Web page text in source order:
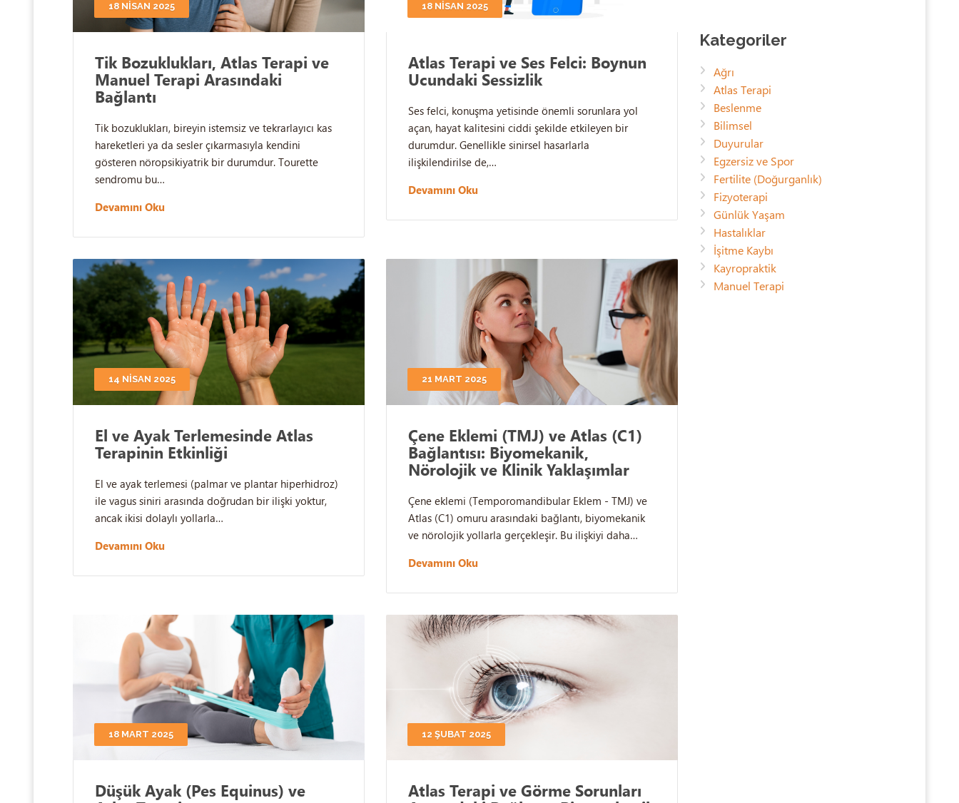
18 NISAN 2025
Tik Bozuklukları, Atlas Terapi ve
Manuel Terapi Arasındaki
Bağlantı
Tik bozuklukları, bireyin istemsiz ve tekrarlayıcı kas
hareketleri ya da sesler çıkarmasıyla kendini
gösteren nöropsikiyatrik bir durumdur. Tourette
sendromu bu…
Devamını Oku
18 NISAN 2025
Atlas Terapi ve Ses Felci: Boynun
Ucundaki Sessizlik
Ses felci, konuşma yetisinde önemli sorunlara yol
açan, hayat kalitesini ciddi şekilde etkileyen bir
durumdur. Genellikle sinirsel hasarlarla
ilişkilendirilse de,…
Devamını Oku
14 NISAN 2025
El ve Ayak Terlemesinde Atlas
Terapinin Etkinliği
El ve ayak terlemesi (palmar ve plantar hiperhidroz)
ile vagus siniri arasında doğrudan bir ilişki yoktur,
ancak ikisi dolaylı yollarla…
Devamını Oku
21 MART 2025
Çene Eklemi (TMJ) ve Atlas (C1)
Bağlantısı: Biyomekanik,
Nörolojik ve Klinik Yaklaşımlar
Çene eklemi (Temporomandibular Eklem - TMJ) ve
Atlas (C1) omuru arasındaki bağlantı, biyomekanik
ve nörolojik yollarla gerçekleşir. Bu ilişkiyi daha…
Devamını Oku
18 MART 2025
Düşük Ayak (Pes Equinus) ve
12 ŞUBAT 2025
Atlas Terapi ve Görme Sorunları
Kategoriler
Ağrı
Atlas Terapi
Beslenme
Bilimsel
Duyurular
Egzersiz ve Spor
Fertilite (Doğurganlık)
Fizyoterapi
Günlük Yaşam
Hastalıklar
İşitme Kaybı
Kayropraktik
Manuel Terapi